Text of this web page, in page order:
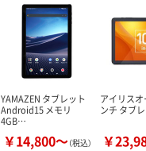
YAMAZEN タブレット
Android15 メモリ
4GB…
￥14,800～（税込）
アイリス
ンチ タブ
￥